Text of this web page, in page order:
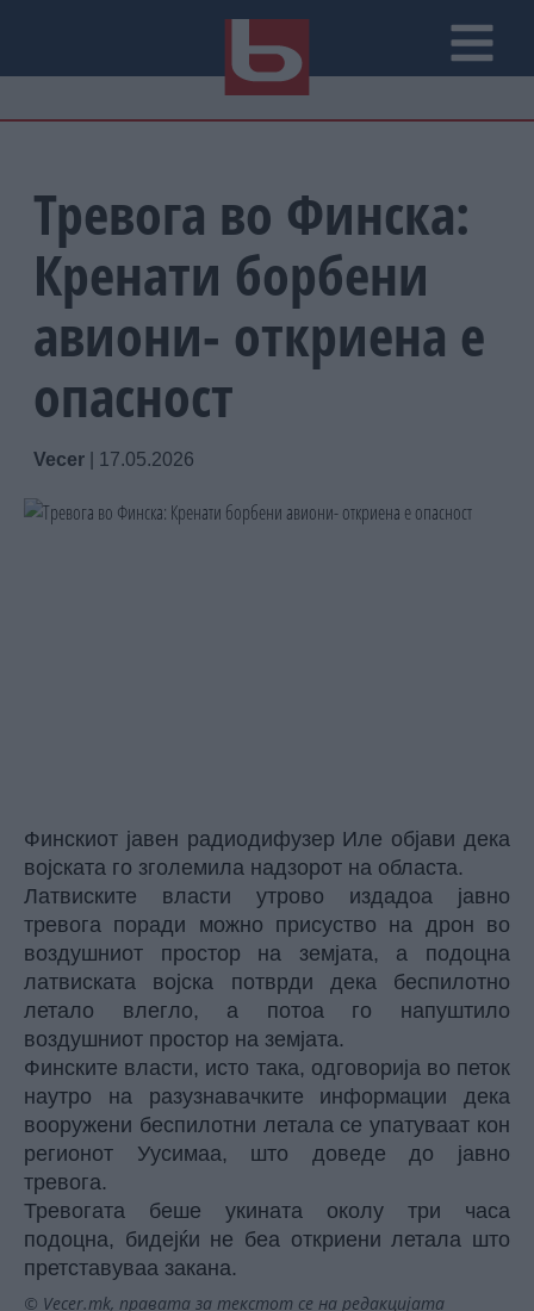
Тревога во Финска:
Кренати борбени
авиони- откриена е
опасност
Vecer 17.05.2026
Финскиот јавен радиодифузер Иле објави дека
војската го зголемила надзорот на областа.
Латвиските власти утрово издадоа јавно
тревога поради можно присуство на дрон во
воздушниот простор на земјата, а подоцна
латвиската војска потврди дека беспилотно
летало влегло, а потоа го напуштило
воздушниот простор на земјата.
Финските власти, исто така, одговорија во петок
наутро на разузнавачките информации дека
вооружени беспилотни летала се упатуваат кон
регионот Уусимаа, што доведе до јавно
тревога.
Тревогата беше укината околу три часа
подоцна, бидејќи не беа откриени летала што
претставуваа закана.
© Vecer.mk, правата за текстот се на редакцијата